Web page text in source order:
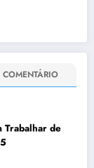
COMENTÁRIO
Trabalhar de